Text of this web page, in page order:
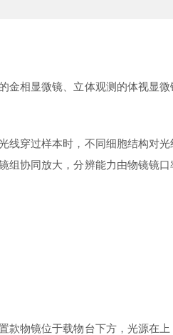
相显微镜、立体观测的体视显
穿过样本时，不同细胞结构对
协同放大，分辨能力由物镜镜
物镜位于载物台下方，光源在